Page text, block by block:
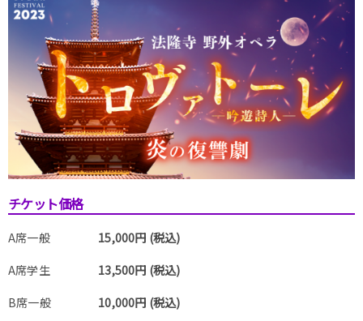
チケット価格
A席一般
15,000円 (税込)
A席学生
13,500円 (税込)
B席一般
10,000円 (税込)